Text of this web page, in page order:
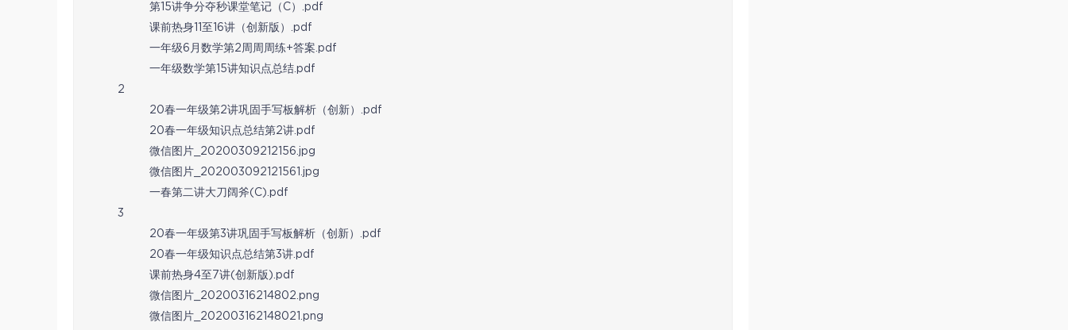
第15讲争分夺秒课堂笔记（C）.pdf
课前热身11至16讲（创新版）.pdf
一年级6月数学第2周周周练+答案.pdf
一年级数学第15讲知识点总结.pdf
2
20春一年级第2讲巩固手写板解析（创新）.pdf
20春一年级知识点总结第2讲.pdf
微信图片_20200309212156.jpg
微信图片_202003092121561.jpg
一春第二讲大刀阔斧(C).pdf
3
20春一年级第3讲巩固手写板解析（创新）.pdf
20春一年级知识点总结第3讲.pdf
课前热身4至7讲(创新版).pdf
微信图片_20200316214802.png
微信图片_202003162148021.png